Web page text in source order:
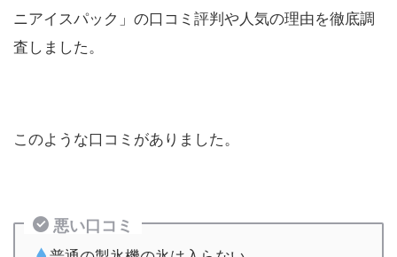
ニアイスパック」の口コミ評判や人気の理由を徹底調
査しました。
このような口コミがありました。
悪い口コミ